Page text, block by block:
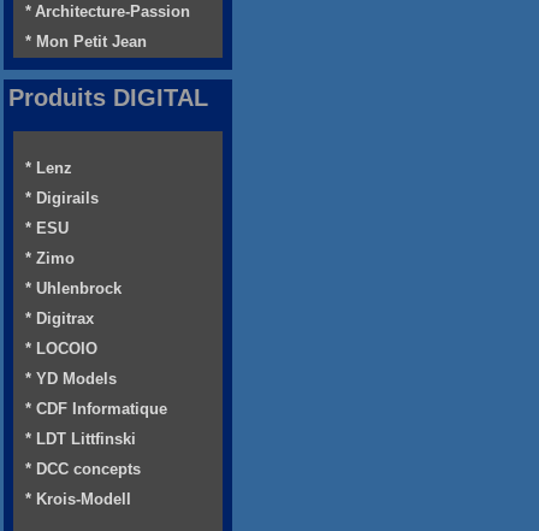
* Architecture-Passion
* Mon Petit Jean
Produits DIGITAL
* Lenz
* Digirails
* ESU
* Zimo
* Uhlenbrock
* Digitrax
* LOCOIO
* YD Models
* CDF Informatique
* LDT Littfinski
* DCC concepts
* Krois-Modell